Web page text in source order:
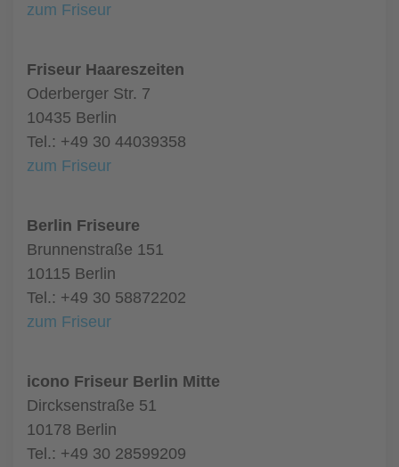
zum Friseur
Friseur Haareszeiten
Oderberger Str. 7
10435 Berlin
Tel.: +49 30 44039358
zum Friseur
Berlin Friseure
Brunnenstraße 151
10115 Berlin
Tel.: +49 30 58872202
zum Friseur
icono Friseur Berlin Mitte
Dircksenstraße 51
10178 Berlin
Tel.: +49 30 28599209